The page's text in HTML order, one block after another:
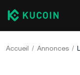
Accueil Annonces